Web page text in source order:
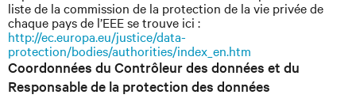
liste de la commission de la protection de la vie privée de
chaque pays de l’EEE se trouve ici :
http://ec.europa.eu/justice/data-
protection/bodies/authorities/index_en.htm
Coordonnées du Contrôleur des données et du
Responsable de la protection des données